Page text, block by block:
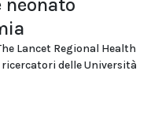
neonato
Lancet Regional Health
delle Università